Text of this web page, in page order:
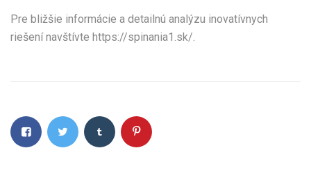
Pre bližšie informácie a detailnú analýzu inovatívnych
riešení navštívte https://spinania1.sk/.